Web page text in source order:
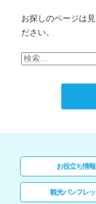
お探しのページは
ださい。
検
お役立ち情報
観光パンフレ